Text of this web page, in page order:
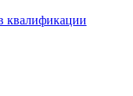
квалификации